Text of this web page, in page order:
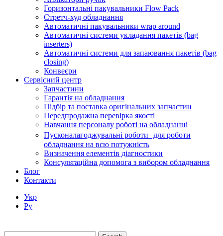
Горизонтальні пакувальники Flow Pack
Стретч-худ обладнання
Автоматичні пакувальники wrap around
Автоматичні системи укладання пакетів (bag
inserters)
Автоматичні системи для запаювання пакетів (bag
closing)
Конвеєри
Сервісний центр
Запчастини
Гарантія на обладнання
Підбір та поставка оригінальних запчастин
Передпродажна перевірка якості
Навчання персоналу роботі на обладнанні
Пусконалагоджувальні роботи для роботи
обладнання на всю потужність
Визначення елементів діагностики
Консультаційна допомога з вибором обладнання
Блог
Контакти
Укр
Ру